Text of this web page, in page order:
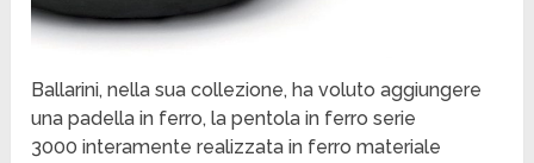
Ballarini, nella sua collezione, ha voluto aggiungere
una padella in ferro, la pentola in ferro serie
3000 interamente realizzata in ferro materiale